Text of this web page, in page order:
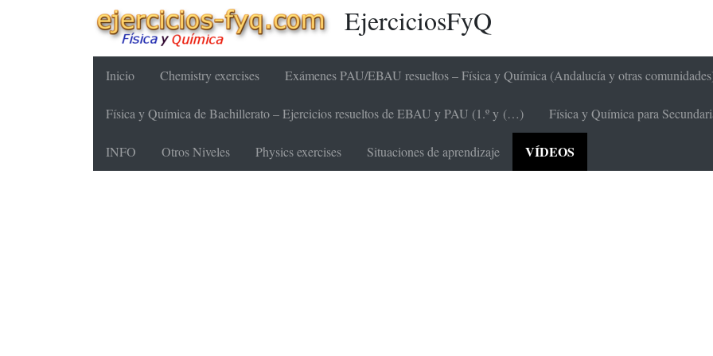
EjerciciosFyQ
Inicio Chemistry exercises Exámenes PAU/EBAU resueltos – Física y Química (Andalucía y otras
Física y Química de Bachillerato – Ejercicios resueltos de EBAU y PAU (1.º y (…) Física y Química para
INFO Otros Niveles Physics exercises Situaciones de aprendizaje VÍDEOS